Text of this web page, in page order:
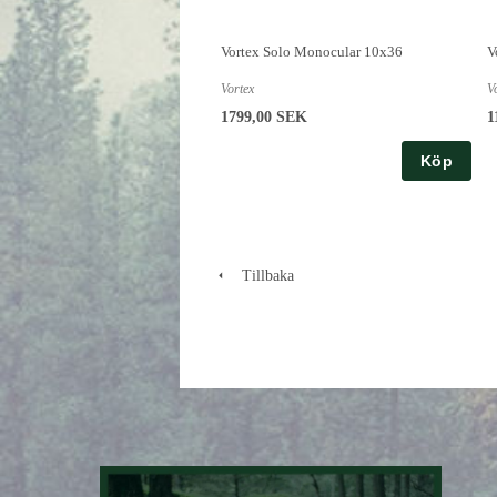
Vortex Solo Monocular 10x36
Vortex
1799,00 SEK
Köp
Tillbaka